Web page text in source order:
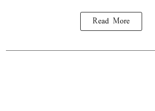
Read More